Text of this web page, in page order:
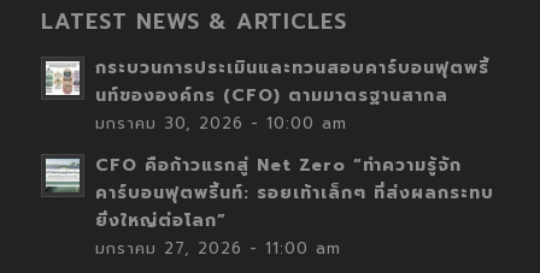
LATEST NEWS & ARTICLES
กระบวนการประเมินและทวนสอบคาร์บอนฟุตพริ้
นท์ขององค์กร (CFO) ตามมาตรฐานสากล
มกราคม 30, 2026 - 10:00 am
CFO คือก้าวแรกสู่ Net Zero “ทำความรู้จัก
คาร์บอนฟุตพริ้นท์: รอยเท้าเล็กๆ ที่ส่งผลกระทบ
ยิ่งใหญ่ต่อโลก”
มกราคม 27, 2026 - 11:00 am